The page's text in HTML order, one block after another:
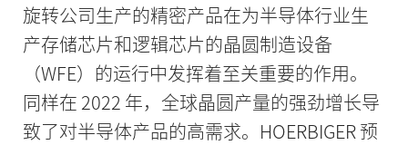
旋转公司生产的精密产品在为半导体行业生
产存储芯片和逻辑芯片的晶圆制造设备
（WFE）的运行中发挥着至关重要的作用。
同样在 2022 年，全球晶圆产量的强劲增长导
致了对半导体产品的高需求。HOERBIGER 预